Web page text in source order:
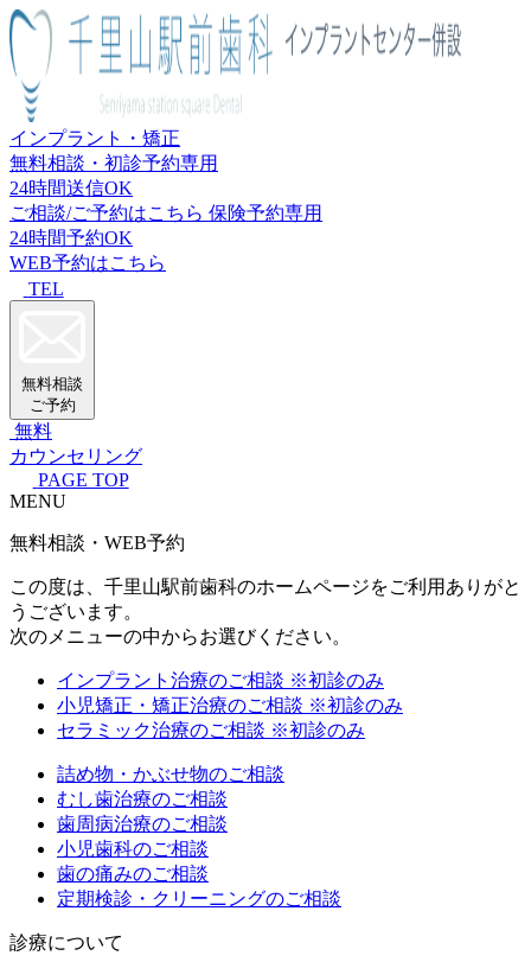
インプラント・矯正
無料相談・初診予約専用
24時間送信OK
ご相談/ご予約はこちら 保険予約専用
24時間予約OK
WEB予約はこちら
TEL
無料相談
ご予約
無料
カウンセリング
PAGE TOP
MENU
無料相談・WEB予約
この度は、千里山駅前歯科のホームページをご利用ありがと
うございます。
次のメニューの中からお選びください。
インプラント治療のご相談 ※初診のみ
小児矯正・矯正治療のご相談 ※初診のみ
セラミック治療のご相談 ※初診のみ
詰め物・かぶせ物のご相談
むし歯治療のご相談
歯周病治療のご相談
小児歯科のご相談
歯の痛みのご相談
定期検診・クリーニングのご相談
診療について